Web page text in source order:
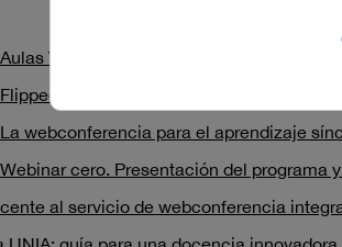
Virtuales con herramientas de
Classroom en docencia
webconferencia para el aprendizaje
cero. Presentación del
al servicio de webconferencia